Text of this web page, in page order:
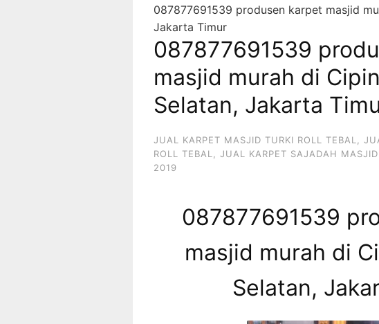
087877691539 produsen karpet masjid
Jakarta Timur
087877691539
masjid murah di
Selatan, Jakarta
JUAL KARPET MASJID TURKI ROLL TEBAL
ROLL TEBAL
JUAL KARPET SAJADAH MASJID
2019
087877691539
masjid murah di
Selatan,